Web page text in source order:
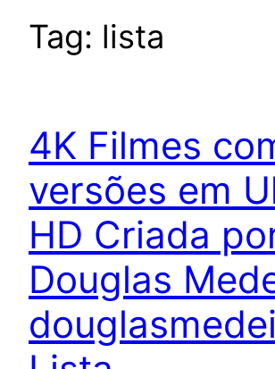
Tag: lista
4K Filmes
versões em
HD Criada
Douglas